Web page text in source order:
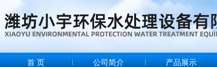
首 页 公司简介 产品展示